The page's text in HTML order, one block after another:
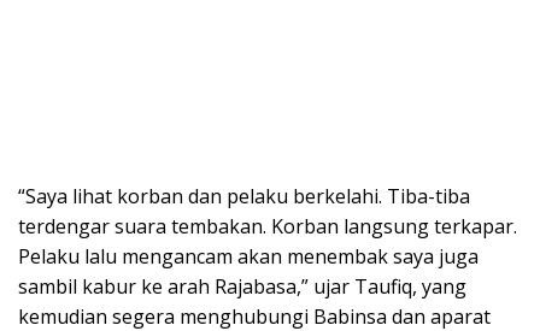
“Saya lihat korban dan pelaku berkelahi. Tiba-tiba
terdengar suara tembakan. Korban langsung terkapar.
Pelaku lalu mengancam akan menembak saya juga
sambil kabur ke arah Rajabasa,” ujar Taufiq, yang
kemudian segera menghubungi Babinsa dan aparat